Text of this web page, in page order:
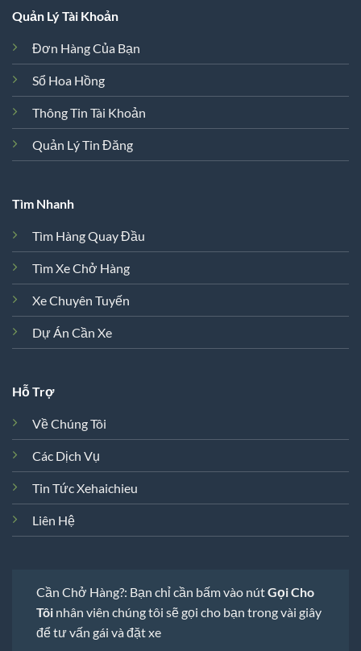
Quản Lý Tài Khoản
Đơn Hàng Của Bạn
Sổ Hoa Hồng
Thông Tin Tài Khoản
Quản Lý Tin Đăng
Tìm Nhanh
Tìm Hàng Quay Đầu
Tìm Xe Chở Hàng
Xe Chuyên Tuyến
Dự Án Cần Xe
Hỗ Trợ
Về Chúng Tôi
Các Dịch Vụ
Tin Tức Xehaichieu
Liên Hệ
Cần Chở Hàng?: Bạn chỉ cần bấm vào nútGọi Cho
Tôi nhân viên chúng tôi sẽ gọi cho bạn trong vài giây
để tư vấn gái và đặt xe